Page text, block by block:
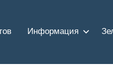
Информация